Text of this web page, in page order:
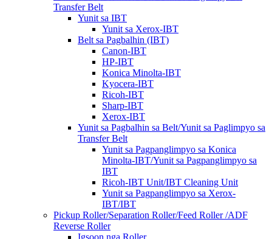
Transfer Belt
Yunit sa IBT
Yunit sa Xerox-IBT
Belt sa Pagbalhin (IBT)
Canon-IBT
HP-IBT
Konica Minolta-IBT
Kyocera-IBT
Ricoh-IBT
Sharp-IBT
Xerox-IBT
Yunit sa Pagbalhin sa Belt/Yunit sa Paglimpyo sa
Transfer Belt
Yunit sa Pagpanglimpyo sa Konica
Minolta-IBT/Yunit sa Pagpanglimpyo sa
IBT
Ricoh-IBT Unit/IBT Cleaning Unit
Yunit sa Pagpanglimpyo sa Xerox-
IBT/IBT
Pickup Roller/Separation Roller/Feed Roller /ADF
Reverse Roller
Igsoon nga Roller